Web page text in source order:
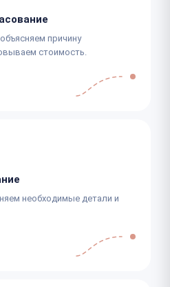
причину
стоимость.
необходимые детали и